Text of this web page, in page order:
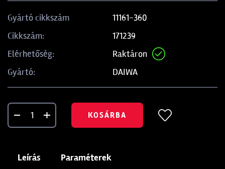
Gyártó cikkszám
11161-360
Cikkszám:
171239
Elérhetőség:
Raktáron
Gyártó:
DAIWA
KOSÁRBA
Leírás Paraméterek